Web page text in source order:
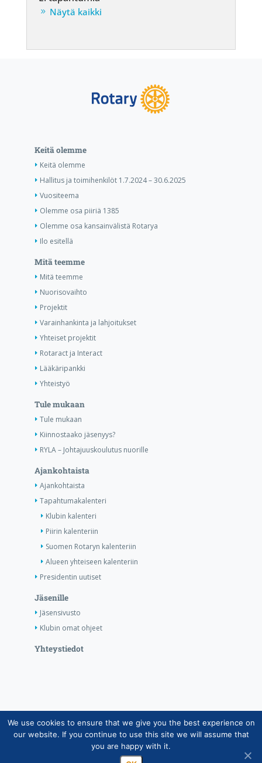
Näytä kaikki
Keitä olemme
Keitä olemme
Hallitus ja toimihenkilöt 1.7.2024 – 30.6.2025
Vuositeema
Olemme osa piiriä 1385
Olemme osa kansainvälistä Rotarya
Ilo esitellä
Mitä teemme
Mitä teemme
Nuorisovaihto
Projektit
Varainhankinta ja lahjoitukset
Yhteiset projektit
Rotaract ja Interact
Lääkäripankki
Yhteistyö
Tule mukaan
Tule mukaan
Kiinnostaako jäsenyys?
RYLA – Johtajuuskoulutus nuorille
Ajankohtaista
Ajankohtaista
Tapahtumakalenteri
Klubin kalenteri
Piirin kalenteriin
Suomen Rotaryn kalenteriin
Alueen yhteiseen kalenteriin
Presidentin uutiset
Jäsenille
Jäsensivusto
Klubin omat ohjeet
Yhteystiedot
Copyright © Suomen Rotarypalvelu ry 2026 |
Jäsentietojärjestelmän tietosuojaseloste| Henkilötietojen
käsittely Rotarytoiminnassa
We use cookies to ensure that we give you the best experience on
our website. If you continue to use this site we will assume that
you are happy with it.